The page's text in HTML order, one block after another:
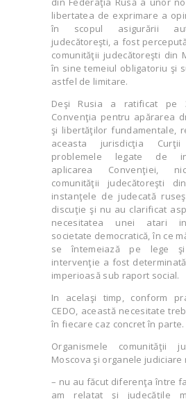
libertatea de exprimare a
în scopul asigurării
judecătoreşti, a fost
comunităţii judecătoreşti din
în sine temeiul obligatoriu şi
astfel de limitare.
Deşi Rusia a ratificat pe
Convenţia pentru apărarea
şi libertăţilor fundamentale,
aceasta jurisdicţia
problemele legate de
aplicarea Convenţiei,
comunităţii judecătoreşti
instanţele de judecată
discuţie şi nu au clarificat
necesitatea unei atari
societate democratică, în ce
se întemeiază pe lege
intervenţie a fost
imperioasă sub raport social.
In acelaşi timp, conform
CEDO, această necesitate
în fiecare caz concret în parte.
Organismele comunităţii
Moscova şi organele judiciare
– nu au făcut diferenţa între
am relatat şi judecăţile